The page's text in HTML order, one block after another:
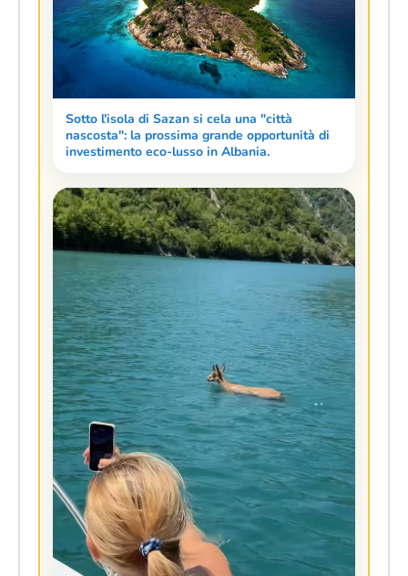
Sotto l'isola di Sazan si cela una "città
nascosta": la prossima grande opportunità di
investimento eco-lusso in Albania.